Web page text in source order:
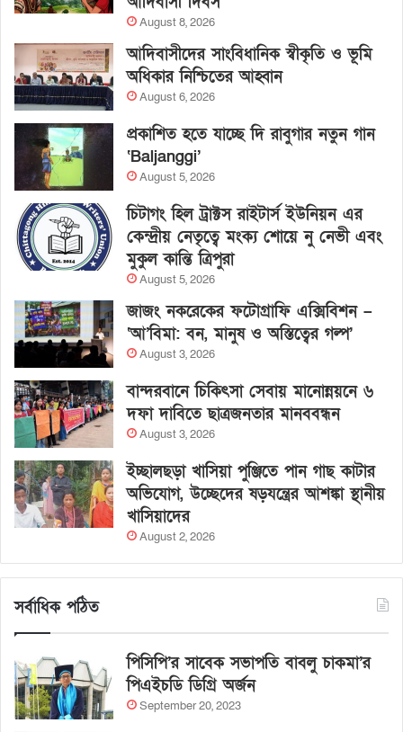
August 8, 2026
আদিবাসীদের সাংবিধানিক স্বীকৃতি ও ভূমি
অধিকার নিশ্চিতের আহ্বান
August 6, 2026
প্রকাশিত হতে যাচ্ছে দি রাবুগার নতুন গান
‘Baljanggi’
August 5, 2026
চিটাগং হিল ট্রাক্টস রাইটার্স ইউনিয়ন এর
কেন্দ্রীয় নেতৃত্বে মংক্য শোয়ে নু নেভী এবং
মুকুল কান্তি ত্রিপুরা
August 5, 2026
জাজং নকরেকের ফটোগ্রাফি এক্সিবিশন –
‘আ’বিমা: বন, মানুষ ও অস্তিত্বের গল্প’
August 3, 2026
বান্দরবানে চিকিৎসা সেবায় মানোন্নয়নে ৬
দফা দাবিতে ছাত্রজনতার মানববন্ধন
August 3, 2026
ইচ্ছালছড়া খাসিয়া পুঞ্জিতে পান গাছ কাটার
অভিযোগ, উচ্ছেদের ষড়যন্ত্রের আশঙ্কা স্থানীয়
খাসিয়াদের
August 2, 2026
সর্বাধিক পঠিত
পিসিপি’র সাবেক সভাপতি বাবলু চাকমা’র
পিএইচডি ডিগ্রি অর্জন
September 20, 2023